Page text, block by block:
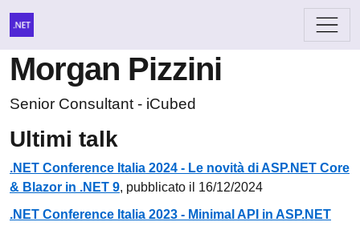
Morgan Pizzini
Senior Consultant - iCubed
Ultimi talk
.NET Conference Italia 2024 - Le novità di ASP.NET Core
& Blazor in .NET 9, pubblicato il 16/12/2024
.NET Conference Italia 2023 - Minimal API in ASP.NET